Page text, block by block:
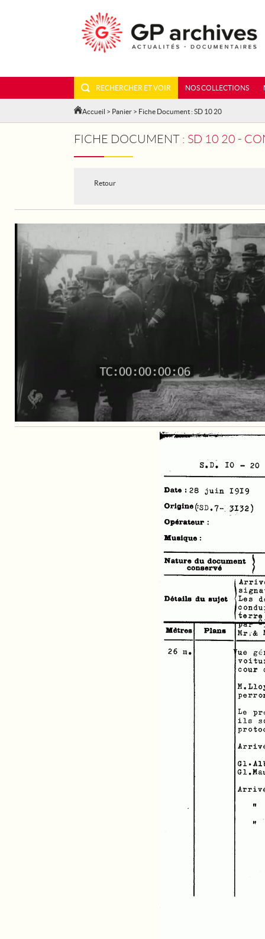
RECHERCHER ET VOIR NOS COLLECTIONS
Accueil > Panier > Fiche Document : SD 10 20
FICHE DOCUMENT : SD 10 20 -
Retour